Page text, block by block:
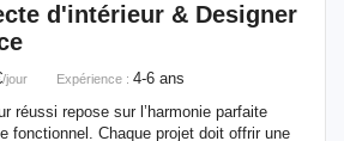
d'intérieur & Designer
/jour Expérience : 4-6 ans
réussi repose sur l’harmonie parfaite
fonctionnel. Chaque projet doit offrir une